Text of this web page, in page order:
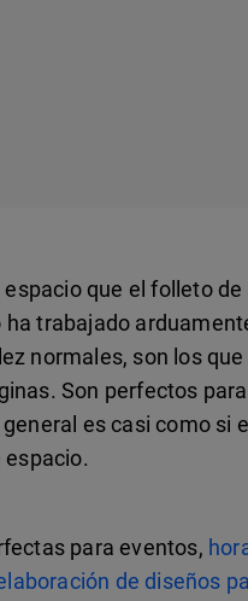
que el folleto
trabajado
normales, son los
Son perfectos
es casi como si
para eventos,
de diseños